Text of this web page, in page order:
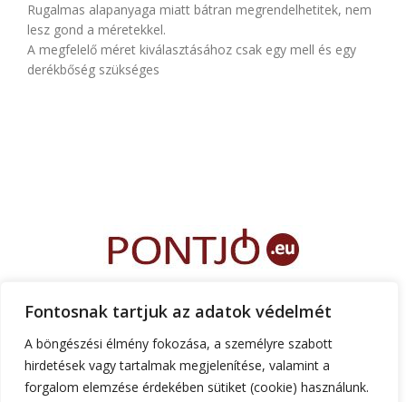
Fontosnak tartjuk az adatok védelmét
A böngészési élmény fokozása, a személyre szabott
hirdetések vagy tartalmak megjelenítése, valamint a
forgalom elemzése érdekében sütiket (cookie) használunk.
Rugalmas alapanyaga miatt bátran megrendelhetitek, nem
lesz gond a méretekkel.
A megfelelő méret kiválasztásához csak egy mell és egy
derékbőség szükséges
RÓLUNK TEMATIKA FONTOS INFÓK RUHATERVEZŐ
ÁRAKKAPCSOLAT
+36 30 555 6 444
gorzoheni@gmail.com